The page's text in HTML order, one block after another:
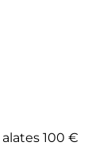
alates 100 €